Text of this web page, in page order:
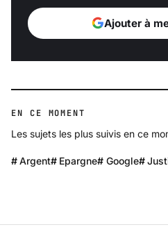
Ajouter à
EN CE MOMENT
Les sujets les plus suivis en ce
Argent Epargne Google